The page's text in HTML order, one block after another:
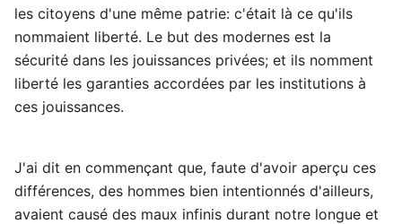
les citoyens d'une même patrie: c'était là ce qu'ils
nommaient liberté. Le but des modernes est la
sécurité dans les jouissances privées; et ils nomment
liberté les garanties accordées par les institutions à
ces jouissances.
J'ai dit en commençant que, faute d'avoir aperçu ces
différences, des hommes bien intentionnés d'ailleurs,
avaient causé des maux infinis durant notre longue et